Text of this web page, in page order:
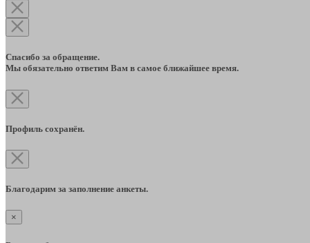
Спасибо за обращение.
Мы обязательно ответим Вам в самое ближайшее время.
Профиль сохранён.
Благодарим за заполнение анкеты.
×